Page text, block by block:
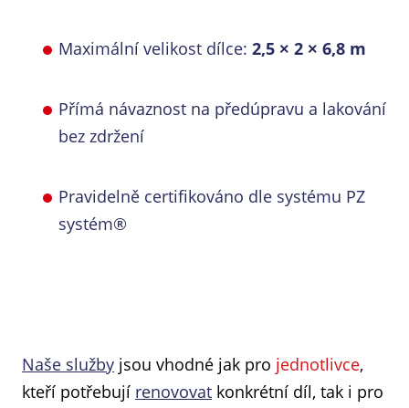
Maximální velikost dílce: 2,5 × 2 × 6,8 m
Přímá návaznost na předúpravu a lakování
bez zdržení
Pravidelně certifikováno dle systému PZ
systém®
Naše služby jsou vhodné jak pro jednotlivce,
kteří potřebují renovovat konkrétní díl, tak i pro